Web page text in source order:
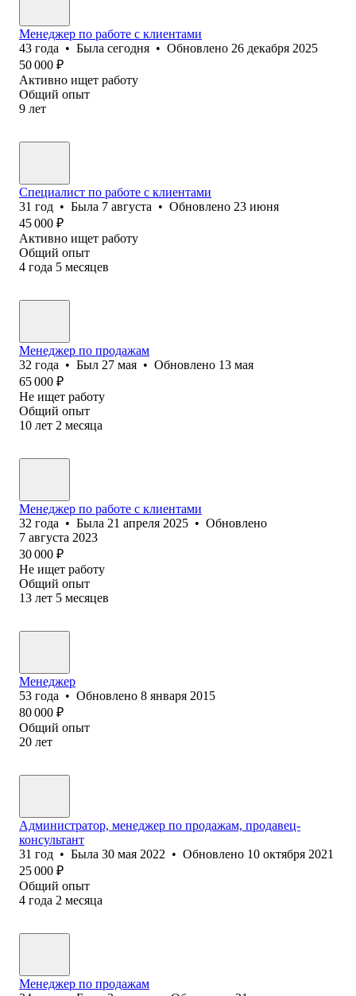
Менеджер по работе с клиентами
43 года • Была сегодня • Обновлено 26 декабря 2025
50 000 ₽
Активно ищет работу
Общий опыт
9 лет
Специалист по работе с клиентами
31 год • Была 7 августа • Обновлено 23 июня
45 000 ₽
Активно ищет работу
Общий опыт
4 года 5 месяцев
Менеджер по продажам
32 года • Был 27 мая • Обновлено 13 мая
65 000 ₽
Не ищет работу
Общий опыт
10 лет 2 месяца
Менеджер по работе с клиентами
32 года • Была 21 апреля 2025 • Обновлено
7 августа 2023
30 000 ₽
Не ищет работу
Общий опыт
13 лет 5 месяцев
Менеджер
53 года • Обновлено 8 января 2015
80 000 ₽
Общий опыт
20 лет
Администратор, менеджер по продажам, продавец-
консультант
31 год • Была 30 мая 2022 • Обновлено 10 октября 2021
25 000 ₽
Общий опыт
4 года 2 месяца
Менеджер по продажам